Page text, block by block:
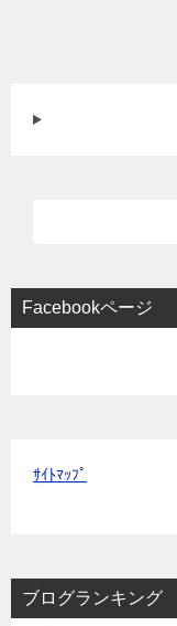
Facebookページ
ｻｲﾄﾏｯﾌﾟ
ブログランキング